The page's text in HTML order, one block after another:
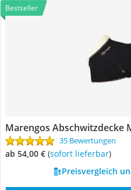
Bestseller
Marengos Abschwitzdecke
35 Bewertungen
ab 54,00 € ( Sofort lieferbar)
Preisvergleich